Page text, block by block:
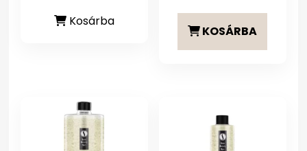
Kosárba
KOSÁRBA